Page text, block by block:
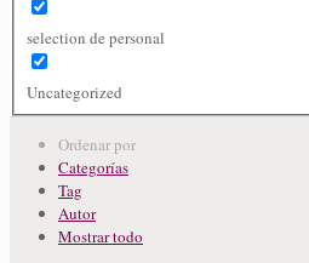
selection de personal
Uncategorized
Ordenar por
Categorías
Tag
Autor
Mostrar todo